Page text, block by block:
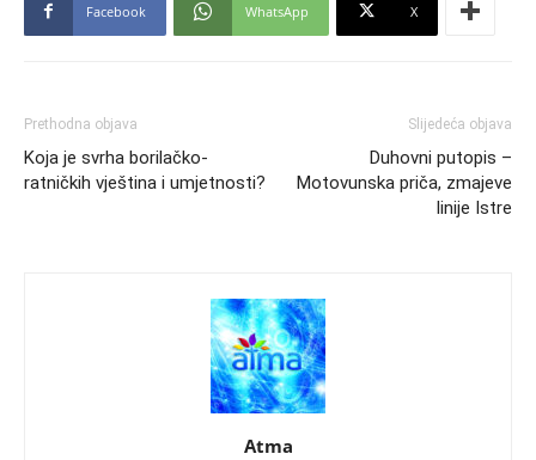
Facebook WhatsApp X
Prethodna objava
Koja je svrha borilačko-
ratničkih vještina i umjetnosti?
Slijedeća objava
Duhovni putopis –
Motovunska priča, zmajeve
linije Istre
Atma